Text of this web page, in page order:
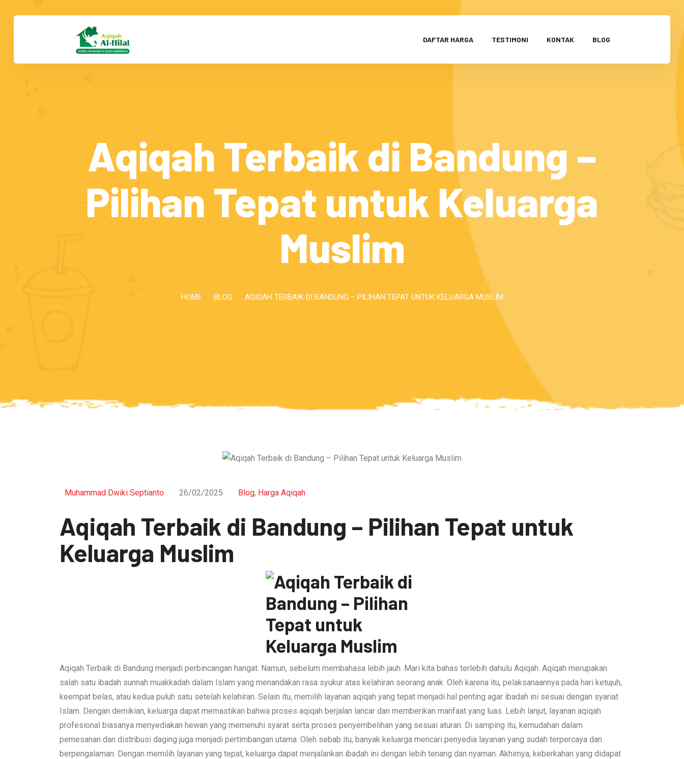
DAFTAR HARGA TESTIMONI KONTAK BLOG
Aqiqah Terbaik di Bandung –
Pilihan Tepat untuk Keluarga
Muslim
HOME BLOG AQIQAH TERBAIK DI BANDUNG – PILIHAN TEPAT UNTUK KELUARGA MUSLIM
Muhammad Dwiki Septianto 26/02/2025 Blog, Harga Aqiqah
Aqiqah Terbaik di Bandung – Pilihan Tepat untuk
Keluarga Muslim
Aqiqah Terbaik di Bandung menjadi perbincangan hangat. Namun, sebelum membahasa lebih jauh. Mari kita bahas terlebih dahulu Aqiqah. Aqiqah merupakan
salah satu ibadah sunnah muakkadah dalam Islam yang menandakan rasa syukur atas kelahiran seorang anak. Oleh karena itu, pelaksanaannya pada hari ketujuh,
keempat belas, atau kedua puluh satu setelah kelahiran. Selain itu, memilih layanan aqiqah yang tepat menjadi hal penting agar ibadah ini sesuai dengan syariat
Islam. Dengan demikian, keluarga dapat memastikan bahwa proses aqiqah berjalan lancar dan memberikan manfaat yang luas. Lebih lanjut, layanan aqiqah
profesional biasanya menyediakan hewan yang memenuhi syarat serta proses penyembelihan yang sesuai aturan. Di samping itu, kemudahan dalam
pemesanan dan distribusi daging juga menjadi pertimbangan utama. Oleh sebab itu, banyak keluarga mencari penyedia layanan yang sudah terpercaya dan
berpengalaman. Dengan memilih layanan yang tepat, keluarga dapat menjalankan ibadah ini dengan lebih tenang dan nyaman. Akhirnya, keberkahan yang didapat